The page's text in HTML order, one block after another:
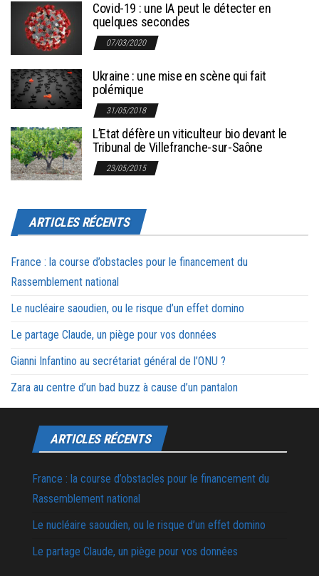
Covid-19 : une IA peut le détecter en
quelques secondes
07/03/2020
Ukraine : une mise en scène qui fait
polémique
31/05/2018
L’Etat défère un viticulteur bio devant le
Tribunal de Villefranche-sur-Saône
23/05/2015
ARTICLES RÉCENTS
France : la course d’obstacles pour le financement du
Rassemblement national
Le nucléaire saoudien, ou le risque d’un effet domino
Le partage Claude, un piège pour vos données
Gianni Infantino au secrétariat général de l’ONU ?
Zara au centre d’un bad buzz à cause d’un pantalon
ARTICLES RÉCENTS
France : la course d’obstacles pour le financement du
Rassemblement national
Le nucléaire saoudien, ou le risque d’un effet domino
Le partage Claude, un piège pour vos données